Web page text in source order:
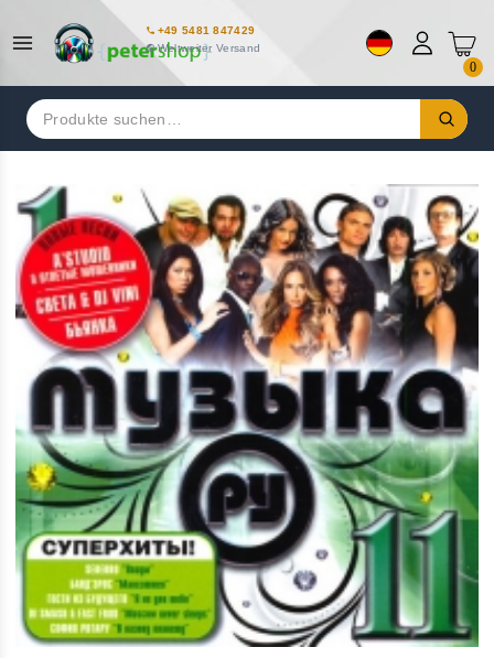
+49 5481 847429
Weltweiter Versand
0
Suchen
nach: